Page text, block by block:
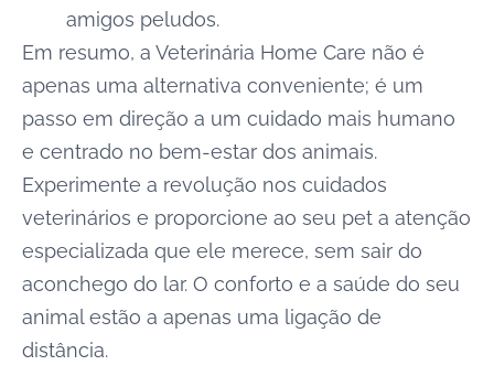
amigos peludos.
Em resumo, a Veterinária Home Care não é
apenas uma alternativa conveniente; é um
passo em direção a um cuidado mais humano
e centrado no bem-estar dos animais.
Experimente a revolução nos cuidados
veterinários e proporcione ao seu pet a atenção
especializada que ele merece, sem sair do
aconchego do lar. O conforto e a saúde do seu
animal estão a apenas uma ligação de
distância.